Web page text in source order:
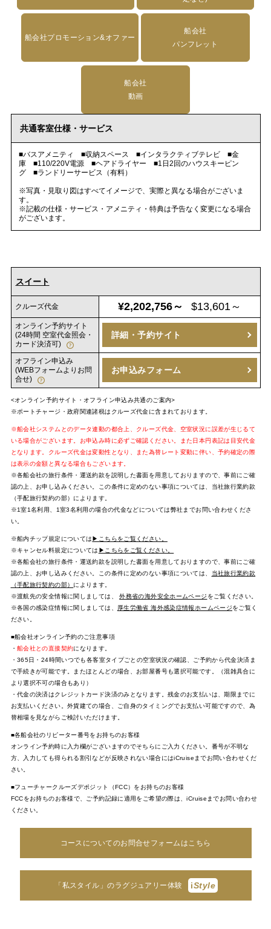
船会社プロモーション&オファー
船会社
パンフレット
船会社
動画
共通客室仕様・サービス
■バスアメニティ ■収納スペース ■インタラクティブテレビ ■金
庫 ■110/220V電源 ■ヘアドライヤー ■1日2回のハウスキーピン
グ ■ランドリーサービス（有料）
※写真・見取り図はすべてイメージで、実際と異なる場合がございま
す。
※記載の仕様・サービス・アメニティ・特典は予告なく変更になる場合
がございます。
スイート
クルーズ代金 ¥2,202,756～ $13,601～
オンライン予約サイト
(24時間 空室代金照会・
カード決済可)
詳細・予約サイト
オフライン申込み
(WEBフォームよりお問
合せ)
お申込みフォーム
<オンライン予約サイト・オフライン申込み共通のご案内>
※ポートチャージ・政府関連諸税はクルーズ代金に含まれております。
※船会社システムとのデータ連動の都合上、クルーズ代金、空室状況に誤差が生じるて
いる場合がございます。お申込み時に必ずご確認ください。また日本円表記は目安代金
となります。クルーズ代金は変動性となり、また為替レート変動に伴い、予約確定の際
は表示の金額と異なる場合もございます。
※各船会社の旅行条件・運送約款を説明した書面を用意しておりますので、事前にご確
認の上、お申し込みください。この条件に定めのない事項については、当社旅行業約款
（手配旅行契約の部）によります。
※1室1名利用、1室3名利用の場合の代金などについては弊社までお問い合わせくださ
い。
※船内チップ規定については▶こちらをご覧ください。
※キャンセル料規定については ▶こちらをご覧ください。
※各船会社の旅行条件・運送約款を説明した書面を用意しておりますので、事前にご確
認の上、お申し込みください。この条件に定めのない事項については、
当社旅行業約款
（手配旅行契約の部） によります。
※渡航先の安全情報に関しましては、外務省の海外安全ホームページ をご覧ください。
※各国の感染症情報に関しましては、
厚生労働省 海外感染症情報ホームページをご覧く
ださい。
■船会社オンライン予約のご注意事項
・ 船会社との直接契約になります。
・365日・24時間いつでも各客室タイプごとの空室状況の確認、ご予約から代金決済ま
で手続きが可能です。またほとんどの場合、お部屋番号も選択可能です。（混雑具合に
より選択不可の場合もあり）
・代金の決済はクレジットカード決済のみとなります。残金のお支払いは、期限までに
お支払いください。外貨建ての場合、ご自身のタイミングでお支払い可能ですので、為
替相場を見ながらご検討いただけます。
■各船会社のリピーター番号をお持ちのお客様
オンライン予約時に入力欄がございますのでそちらにご入力ください。番号が不明な
方、入力しても得られる割引などが反映されない場合にはiCruiseまでお問い合わせくだ
さい。
■フューチャークルーズデポジット（FCC）をお持ちのお客様
FCCをお持ちのお客様で、ご予約記録に適用をご希望の際は、iCruiseまでお問い合わせ
ください。
コースについてのお問合せフォームはこちら
「私スタイル」のラグジュアリー体験 iStyle